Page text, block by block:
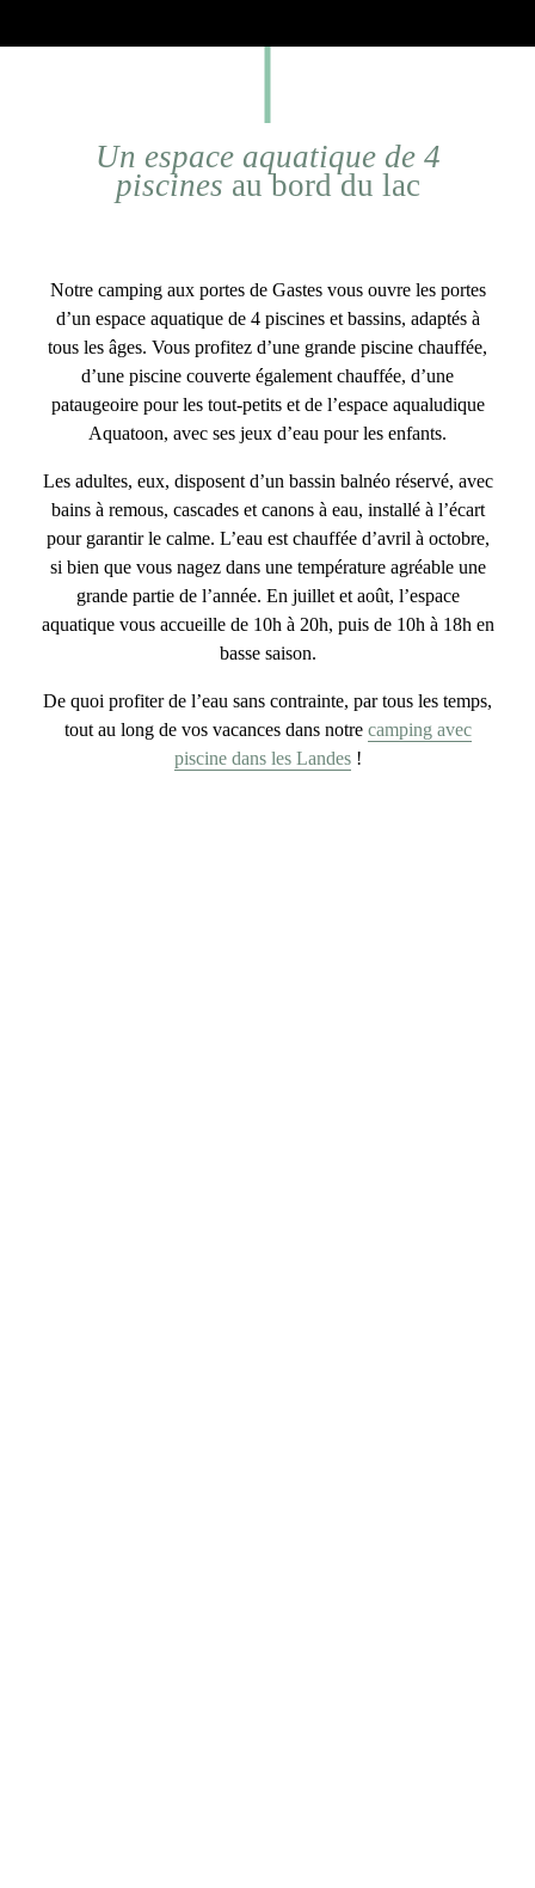
Un espace aquatique de 4
piscines au bord du lac
Notre camping aux portes de Gastesvous ouvre les portes
d’un espace aquatique de 4 piscines et bassins, adaptés à
tous les âges. Vous profitez d’une grande piscine chauffée,
d’une piscine couverte également chauffée, d’une
pataugeoire pour les tout-petits et de l’espace aqualudique
Aquatoon, avec ses jeux d’eau pour les enfants.
Les adultes, eux, disposent d’un bassin balnéoréservé, avec
bains à remous, cascades et canons à eau, installé à l’écart
pour garantir le calme. L’eau est chauffée d’avril à octobre,
si bien que vous nagez dans une température agréable une
grande partie de l’année. En juillet et août, l’espace
aquatique vous accueille de 10h à 20h, puis de 10h à 18h en
basse saison.
De quoi profiter de l’eau sans contrainte, par tous les temps,
tout au long de vos vacances dans notre camping avec
piscine dans les Landes!